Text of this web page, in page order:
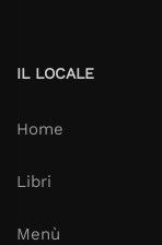
IL LOCALE
Home
Libri
Menù